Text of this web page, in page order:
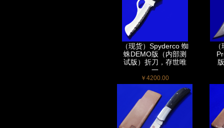
（现货）Spyderco 蜘
蛛DEMO版（内部测
试版）折刀，存世唯
一
￥4200.00